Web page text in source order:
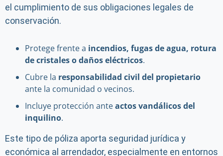
el cumplimiento de sus obligaciones legales de
conservación.
Protege frente a incendios, fugas de agua, rotura
de cristales o daños eléctricos.
Cubre la responsabilidad civil del propietario
ante la comunidad o vecinos.
Incluye protección anteactos vandálicos del
inquilino.
Este tipo de póliza aporta seguridad jurídica y
económica al arrendador, especialmente en entornos